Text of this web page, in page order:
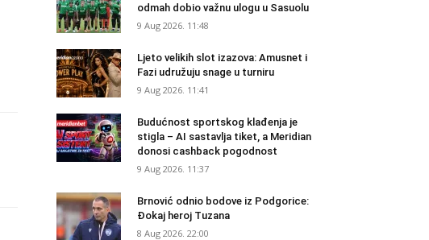
odmah dobio važnu ulogu u Sasuolu
9 Aug 2026. 11:48
Ljeto velikih slot izazova: Amusnet i
Fazi udružuju snage u turniru
9 Aug 2026. 11:41
Budućnost sportskog klađenja je
stigla – AI sastavlja tiket, a Meridian
donosi cashback pogodnost
9 Aug 2026. 11:37
Brnović odnio bodove iz Podgorice:
Đokaj heroj Tuzana
8 Aug 2026. 22:00